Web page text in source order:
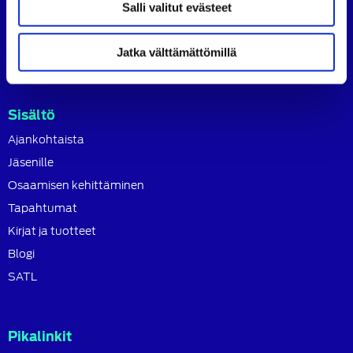
Salli valitut evästeet
Jatka välttämättömillä
tavoitteena on ylläpitää ja kehittää koko autoalan
osaamista ja ammattitaitoa.
Sisältö
Ajankohtaista
Jäsenille
Osaamisen kehittäminen
Tapahtumat
Kirjat ja tuotteet
Blogi
SATL
Pikalinkit